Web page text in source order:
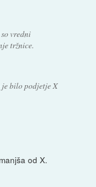
vredni
tržnice.
je bilo podjetje X
od X.